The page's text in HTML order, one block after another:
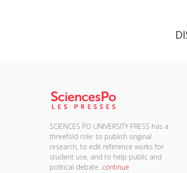
SCIENCES PO UNIVERSITY PRESS has a
threefold role: to publish original
research, to edit reference works for
student use, and to help public and
political debate. continue